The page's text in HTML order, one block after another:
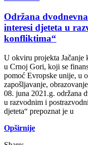
Održana
interesi djeteta u
konfliktima“
U okviru projekta Jačanje
u Crnoj Gori, koji se
pomoć Evropske unije, u
zapošljavanje,
08. juna 2021.g. održana
u razvodnim i
djeteta“ prepoznat je u
Opširnije